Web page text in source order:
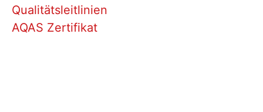
Qualitätsleitlinien
AQAS Zertifikat